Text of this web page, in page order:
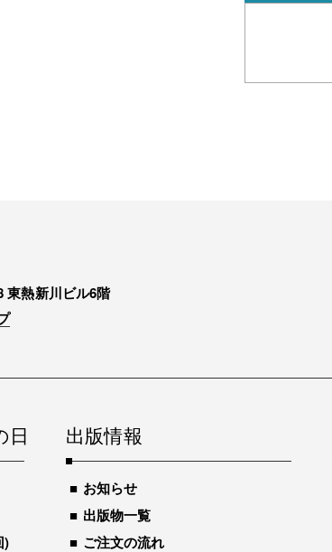
東熱新川ビル6階
日
)
出版情報
お知らせ
出版物一覧
ご注文の流れ